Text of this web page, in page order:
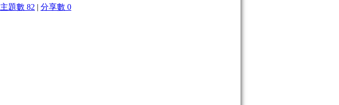
主題數 82 | 分享數 0